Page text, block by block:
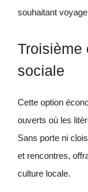
souhaitant
Troisième
sociale
Cette option
ouverts où les
Sans porte ni
et rencontres,
culture locale.